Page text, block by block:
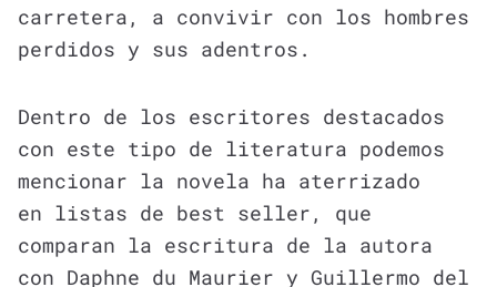
carretera, a convivir con los hombres
perdidos y sus adentros.
Dentro de los escritores destacados
con este tipo de literatura podemos
mencionar la novela ha aterrizado
en listas de best seller, que
comparan la escritura de la autora
con Daphne du Maurier y Guillermo del